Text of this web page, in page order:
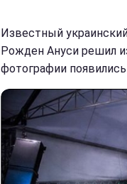
Известный
Рожден Ануси решил
фотографии